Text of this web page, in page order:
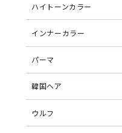
ハイトーンカラー
インナーカラー
パーマ
韓国ヘア
ウルフ